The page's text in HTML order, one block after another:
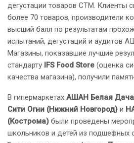
дегустации товаров СТМ. Клиенты
более 70 товаров, производители
высший балл по результатам
испытаний, дегустаций и аудитов
Магазины, показавшие лучшие
стандарту
IFS Food Store (оценка
качества магазина), получили
В гипермаркетах АШАН Белая
Сити Огни (Нижний Новгород) и
(Кострома) были проведены
школьников и детей из подшефных